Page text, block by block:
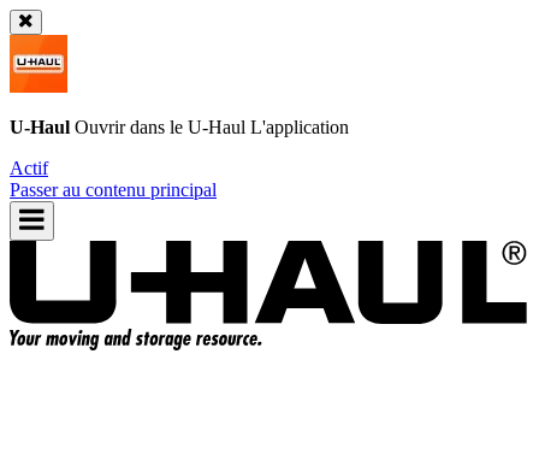
U-Haul Ouvrir dans le U-Haul L'application
Actif
Passer au contenu principal